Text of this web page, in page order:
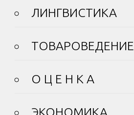
ЛИНГВИСТИКА
ТОВАРОВЕДЕНИЕ
О Ц Е Н К А
ЭКОНОМИКА